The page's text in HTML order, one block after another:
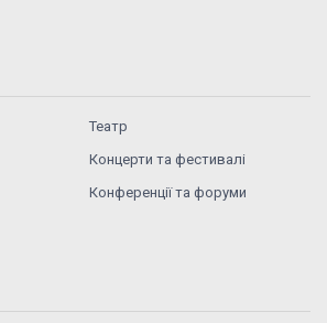
Театр
Концерти та фестивалі
Конференції та форуми